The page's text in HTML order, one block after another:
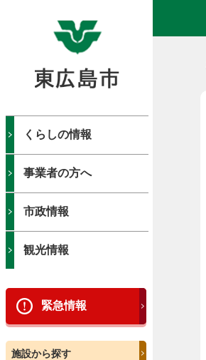
くらしの情報
事業者の方へ
市政情報
観光情報
緊急情報
施設から探す